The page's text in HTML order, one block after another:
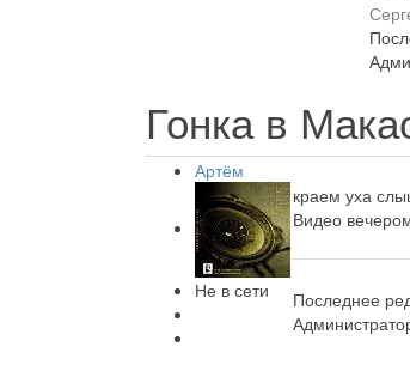
Гонка в
Артём
Не в сети
краем уха
Видео
Последнее